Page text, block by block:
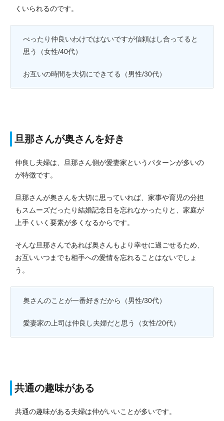
くいられるのです。
べったり仲良いわけではないですが信頼はし合ってると
思う（女性/40代）
お互いの時間を大切にできてる（男性/30代）
旦那さんが奥さんを好き
仲良し夫婦は、旦那さん側が愛妻家というパターンが多いの
が特徴です。
旦那さんが奥さんを大切に思っていれば、家事や育児の分担
もスムーズだったり結婚記念日を忘れなかったりと、家庭が
上手くいく要素が多くなるからです。
そんな旦那さんであれば奥さんもより幸せに過ごせるため、
お互いいつまでも相手への愛情を忘れることはないでしょ
う。
奥さんのことが一番好きだから（男性/30代）
愛妻家の上司は仲良し夫婦だと思う（女性/20代）
共通の趣味がある
共通の趣味がある夫婦は仲がいいことが多いです。